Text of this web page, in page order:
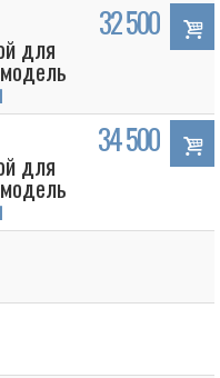
для
32 500
для
34 500